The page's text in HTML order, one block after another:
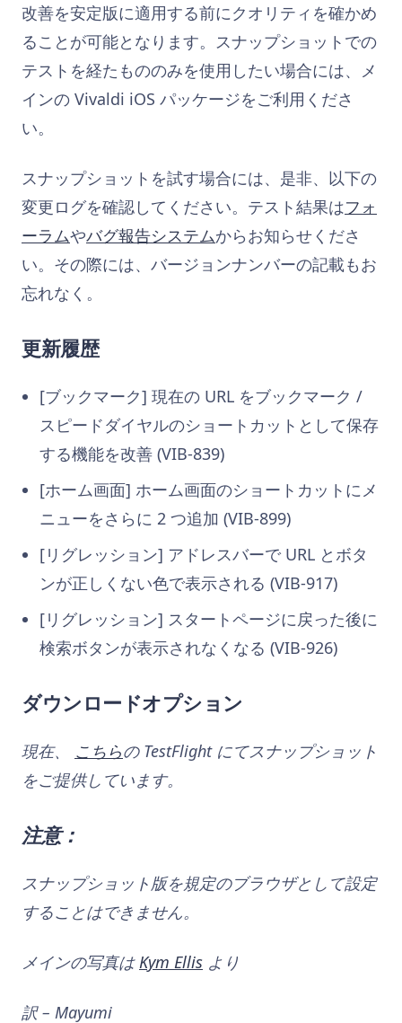
改善を安定版に適用する前にクオリティを確かめ
ることが可能となります。スナップショットでの
テストを経たもののみを使用したい場合には、メ
インの Vivaldi iOS パッケージをご利用くださ
い。
スナップショットを試す場合には、是非、以下の
変更ログを確認してください。テスト結果はフォ
ーラムやバグ報告システムからお知らせくださ
い。その際には、バージョンナンバーの記載もお
忘れなく。
更新履歴
[ブックマーク] 現在の URL をブックマーク /
スピードダイヤルのショートカットとして保存
する機能を改善 (VIB-839)
[ホーム画面] ホーム画面のショートカットにメ
ニューをさらに 2 つ追加 (VIB-899)
[リグレッション] アドレスバーで URL とボタ
ンが正しくない色で表示される (VIB-917)
[リグレッション] スタートページに戻った後に
検索ボタンが表示されなくなる (VIB-926)
ダウンロードオプション
現在、 こちらの TestFlight にてスナップショット
をご提供しています。
注意：
スナップショット版を規定のブラウザとして設定
することはできません。
メインの写真は Kym Ellis より
訳 – Mayumi